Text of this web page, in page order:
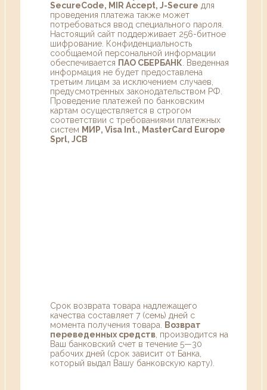
SecureCode, MIR Accept, J-Secure для
проведения платежа также может
потребоваться ввод специального пароля.
Настоящий сайт поддерживает 256-битное
шифрование. Конфиденциальность
сообщаемой персональной информации
обеспечивается ПАО СБЕРБАНК . Введенная
информация не будет предоставлена
третьим лицам за исключением случаев,
предусмотренных законодательством РФ.
Проведение платежей по банковским
картам осуществляется в строгом
соответствии с требованиями платежных
систем МИР, Visa Int., MasterCard Europe
Sprl, JCB
Срок возврата товара надлежащего
качества составляет 7 (семь) дней с
момента получения товара.
Возврат
переведенных средств , производится на
Ваш банковский счет в течение 5—30
рабочих дней (срок зависит от Банка,
который выдал Вашу банковскую карту).